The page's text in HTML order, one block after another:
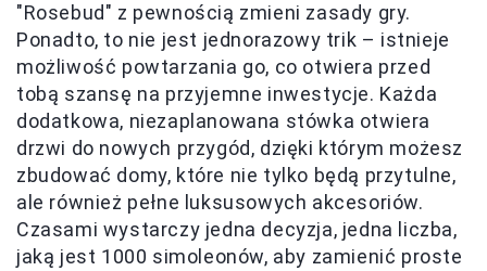
"Rosebud" z pewnością zmieni zasady gry.
Ponadto, to nie jest jednorazowy trik – istnieje
możliwość powtarzania go, co otwiera przed
tobą szansę na przyjemne inwestycje. Każda
dodatkowa, niezaplanowana stówka otwiera
drzwi do nowych przygód, dzięki którym możesz
zbudować domy, które nie tylko będą przytulne,
ale również pełne luksusowych akcesoriów.
Czasami wystarczy jedna decyzja, jedna liczba,
jaką jest 1000 simoleonów, aby zamienić proste